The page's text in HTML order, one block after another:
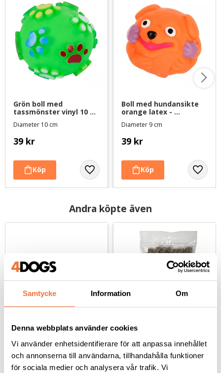
Samtycke Information Om
Denna webbplats använder cookies
Vi använder enhetsidentifierare för att anpassa innehållet
och annonserna till användarna, tillhandahålla funktioner
för sociala medier och analysera vår trafik. Vi
Grön boll med
tassmönster vinyl 10
Diameter 10 cm
39 kr
Boll med hundansikte
orange latex -
Diameter 9 cm
39 kr
Andra köpte även
hundleksak
För lek, kamp och apportering
Hjort ca 100 g
Torkat hundgodis utan tillsatser, ursprung EU